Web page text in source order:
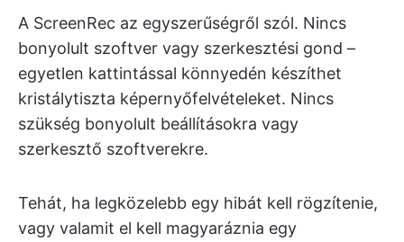
A ScreenRec az egyszerűségről szól. Nincs
bonyolult szoftver vagy szerkesztési gond –
egyetlen kattintással könnyedén készíthet
kristálytiszta képernyőfelvételeket. Nincs
szükség bonyolult beállításokra vagy
szerkesztő szoftverekre.
Tehát, ha legközelebb egy hibát kell rögzítenie,
vagy valamit el kell magyaráznia egy